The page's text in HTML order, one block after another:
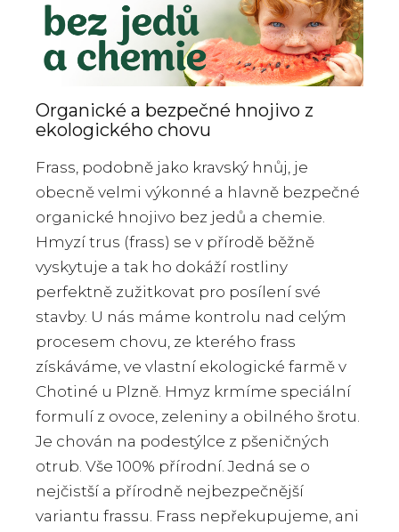
Organické a bezpečné hnojivo z
ekologického chovu
Frass, podobně jako kravský hnůj, je
obecně velmi výkonné a hlavně bezpečné
organické hnojivo bez jedů a chemie.
Hmyzí trus (frass) se v přírodě běžně
vyskytuje a tak ho dokáží rostliny
perfektně zužitkovat pro posílení své
stavby. U nás máme kontrolu nad celým
procesem chovu, ze kterého frass
získáváme, ve vlastní ekologické farmě v
Chotiné u Plzně. Hmyz krmíme speciální
formulí z ovoce, zeleniny a obilného šrotu.
Je chován na podestýlce z pšeničných
otrub. Vše 100% přírodní. Jedná se o
nejčistší a přírodně nejbezpečnější
variantu frassu. Frass nepřekupujeme, ani